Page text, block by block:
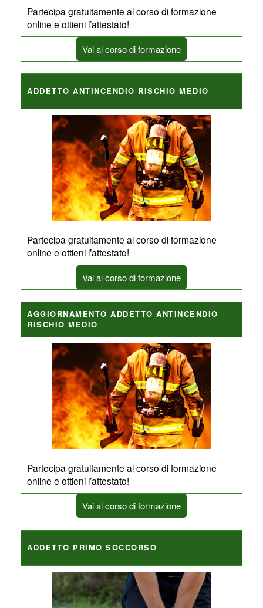
Partecipa gratuitamente al corso di formazione
online e ottieni l’attestato!
Vai al corso di formazione
ADDETTO ANTINCENDIO RISCHIO MEDIO
Partecipa gratuitamente al corso di formazione
online e ottieni l’attestato!
Vai al corso di formazione
AGGIORNAMENTO ADDETTO ANTINCENDIO
RISCHIO MEDIO
Partecipa gratuitamente al corso di formazione
online e ottieni l’attestato!
Vai al corso di formazione
ADDETTO PRIMO SOCCORSO